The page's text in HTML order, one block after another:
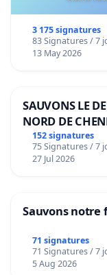
3 175 signatures
83 Signatures / 7
13 May 2026
SAUVONS LE
NORD DE
152 signatures
75 Signatures / 7
27 Jul 2026
Sauvons notre
71 signatures
71 Signatures / 7
5 Aug 2026